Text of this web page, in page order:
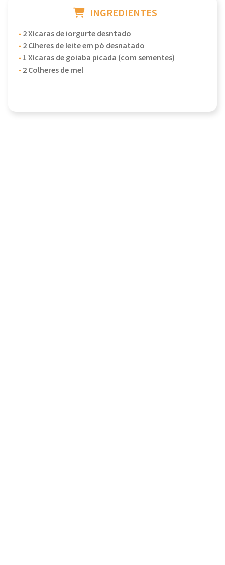
INGREDIENTES
- 2 Xícaras de iorgurte desntado
- 2 Clheres de leite em pó desnatado
- 1 Xícaras de goiaba picada (com sementes)
- 2 Colheres de mel